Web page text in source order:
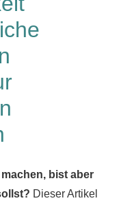
bist aber
Dieser Artikel